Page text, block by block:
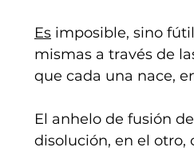
Es imposible, sino
mismas a través de
que cada una nace,
El anhelo de fusión
disolución, en el otro,